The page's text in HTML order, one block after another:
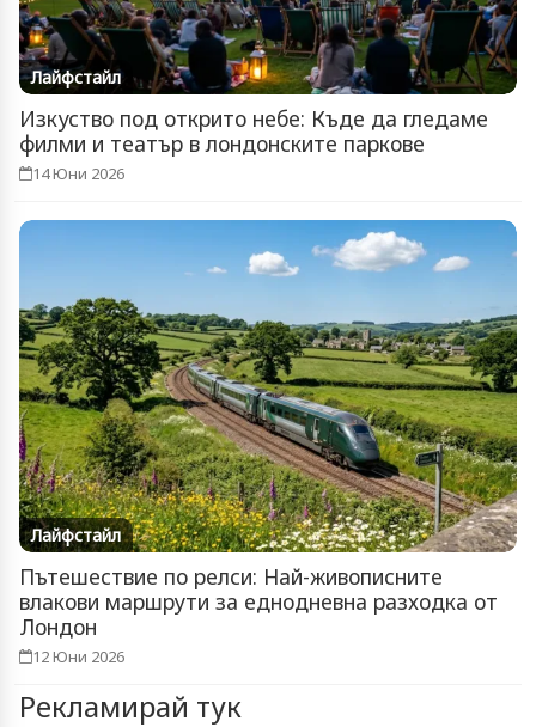
Лайфстайл
Изкуство под открито небе: Къде да гледаме
филми и театър в лондонските паркове
14 Юни 2026
Лайфстайл
Пътешествие по релси: Най-живописните
влакови маршрути за еднодневна разходка от
Лондон
12 Юни 2026
Рекламирай тук